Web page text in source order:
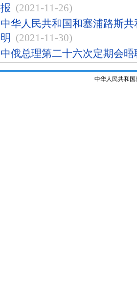
报 (2021-11-26)
中华人民共和国和塞浦路斯
明 (2021-11-30)
中俄总理第二十六次定期会
中华人民共和